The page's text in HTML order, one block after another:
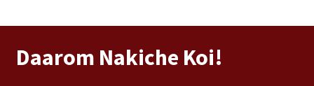
Daarom Nakiche Koi!